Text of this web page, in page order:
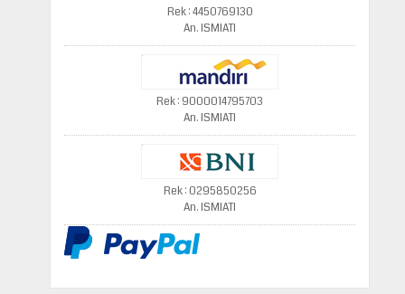
Rek : 4450769130
An. ISMIATI
Rek : 9000014795703
An. ISMIATI
Rek : 0295850256
An. ISMIATI